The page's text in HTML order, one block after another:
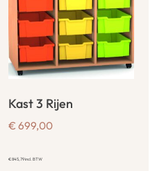
Kast 3 Rijen
€ 699,00
€845,79incl. BTW